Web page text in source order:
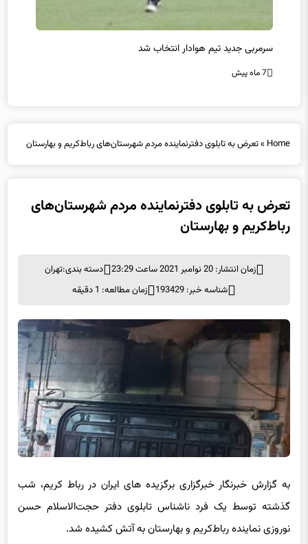
سرمربی جدید تیم هوادار انتخاب شد
7 ماه پیش
Home
»تعرض به تابلوی دفترنماینده مردم شهرستان‌های رباط‌کریم و بهارستان
تعرض به تابلوی دفترنماینده مردم شهرستان‌های
رباط‌کریم و بهارستان
زمان انتشار: 20 نوامبر 2021 ساعت 23:29 دسته بندی:تهران
شناسه خبر: 193429
زمان مطالعه: 1 دقیقه
به گزارش خبرنگار خبرگزاری برگزیده های ایران در رباط کریم، شب
گذشته توسط یک فرد ناشناس تابلوی دفتر حجت‌الاسلام حسن
نوروزی نماینده رباط‌کریم و بهارستان به آتش کشیده شد.